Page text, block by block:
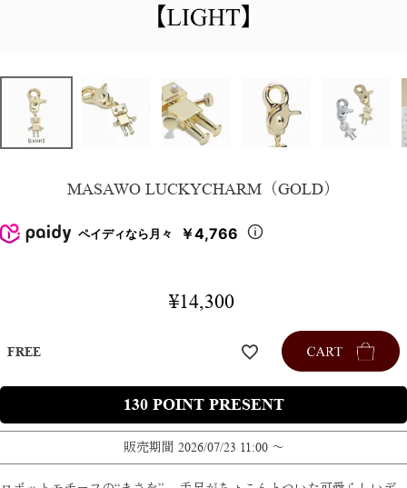
MASAWO LUCKYCHARM（GOLD）
ペイディなら月々 ￥4,766
¥14,300
FREE
130
販売期間 2026/07/23 11:00 〜